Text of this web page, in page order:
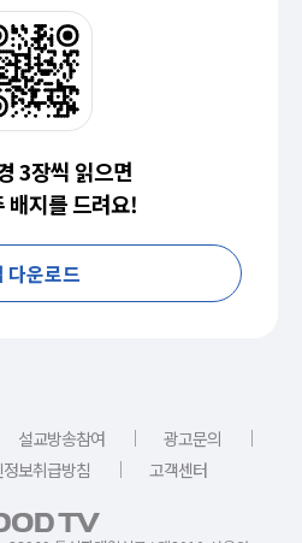
3장씩 읽으면
배지를 드려요!
다운로드
설교방송참여 ｜ 광고문의
｜
보취급방침 ｜ 고객센터